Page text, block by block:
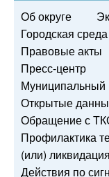
Об округе
Городская среда
Правовые акты
Пресс-центр
Муниципальный
Открытые
Обращение с
Профилактика
(или)
Действия по